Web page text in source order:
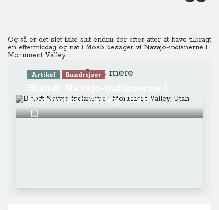
Og så er det slet ikke slut endnu, for efter atter at have tilbragt
en eftermiddag og nat i Moab besøger vi Navajo-indianerne i
Monument Valley.
Læs mere
Artikel Rundrejser
Monument Valley, Utah